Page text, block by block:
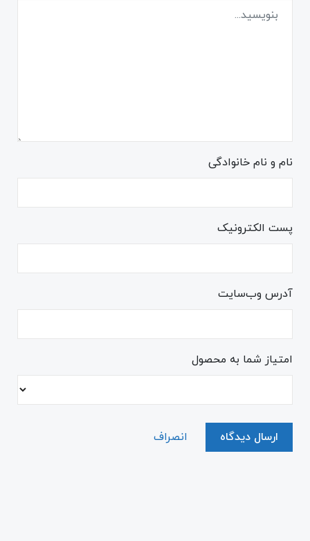
نام و نام خانوادگی
پست الکترونیک
آدرس وب‌سایت
امتیاز شما به محصول
ارسال دیدگاه انصراف